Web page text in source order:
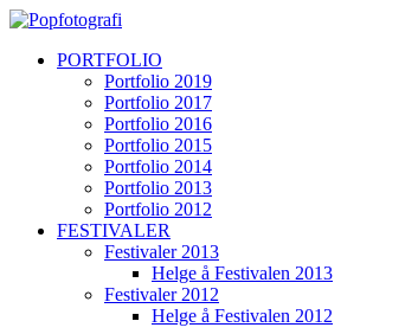
PORTFOLIO
Portfolio 2019
Portfolio 2017
Portfolio 2016
Portfolio 2015
Portfolio 2014
Portfolio 2013
Portfolio 2012
FESTIVALER
Festivaler 2013
Helge å Festivalen 2013
Festivaler 2012
Helge å Festivalen 2012